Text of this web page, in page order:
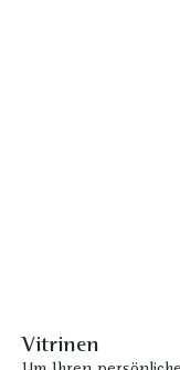
Vitrinen